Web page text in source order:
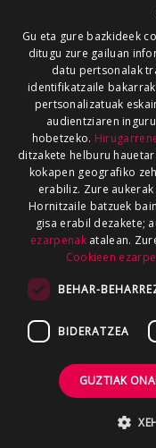
Gu eta gure bazkideek
ditugu zure gailuan
datu pertsonalak
identifikatzaile
pertsonalizatuak
audientziaren
hobetzeko.
ditzakete helburu
kokapen geografiko
erabiliz. Zure
Hornitzaile batzuek
gisa erabil dezakete;
ezarpenakatalean.
Cookieen
BEHAR-
BIDERATZEA
GUZTIAK